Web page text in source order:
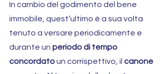
In cambio del godimento del bene
immobile, quest’ultimo è a sua volta
tenuto a versare periodicamente e
durante un periodo di tempo
concordato un corrispettivo, il canone